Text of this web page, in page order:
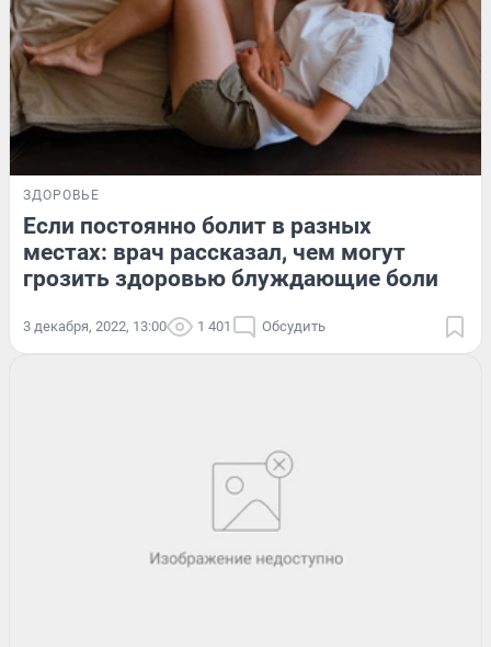
ЗДОРОВЬЕ
Если постоянно болит в разных
местах: врач рассказал, чем могут
грозить здоровью блуждающие боли
3 декабря, 2022, 13:00 1 401 Обсудить